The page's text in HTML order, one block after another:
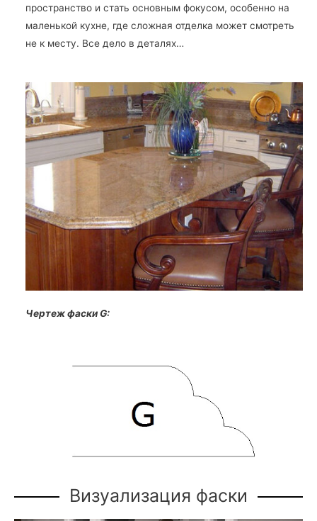
пространство и стать основным фокусом, особенно на
маленькой кухне, где сложная отделка может смотреть
не к месту. Все дело в деталях…
Чертеж фаски G:
Визуализация фаски